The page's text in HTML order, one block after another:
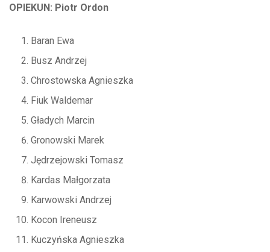
OPIEKUN: Piotr Ordon
Baran Ewa
Busz Andrzej
Chrostowska Agnieszka
Fiuk Waldemar
Gładych Marcin
Gronowski Marek
Jędrzejowski Tomasz
Kardas Małgorzata
Karwowski Andrzej
Kocon Ireneusz
Kuczyńska Agnieszka